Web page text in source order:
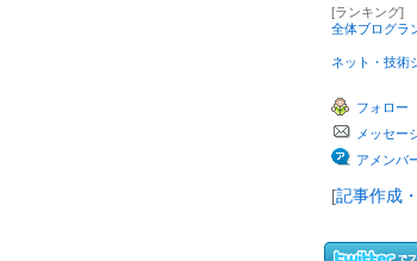
[ランキング]
全体ブログラ
ネット・技術
フォロー
メッセー
アメンバ
[記事作成